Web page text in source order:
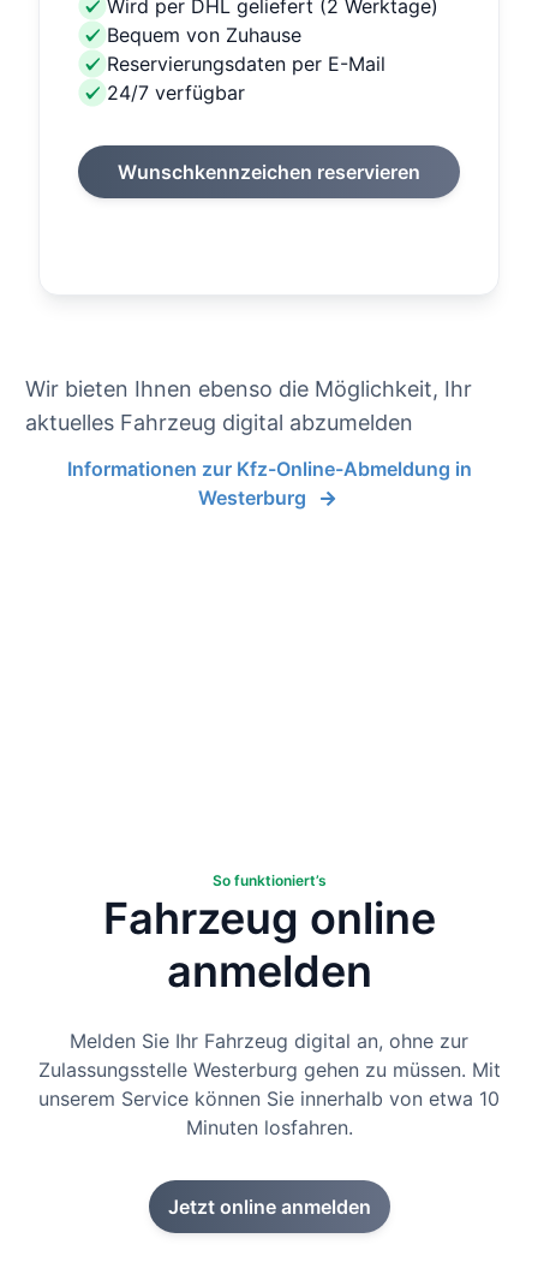
Wird per DHL geliefert (2 Werktage)
Bequem von Zuhause
Reservierungsdaten per E-Mail
24/7 verfügbar
Wunschkennzeichen reservieren
Wir bieten Ihnen ebenso die Möglichkeit, Ihr
aktuelles Fahrzeug digital abzumelden
Informationen zur Kfz-Online-Abmeldung in
Westerburg
So funktioniert’s
Fahrzeug online
anmelden
Melden Sie Ihr Fahrzeug digital an, ohne zur
Zulassungsstelle Westerburg gehen zu müssen. Mit
unserem Service können Sie innerhalb von etwa 10
Minuten losfahren.
Jetzt online anmelden